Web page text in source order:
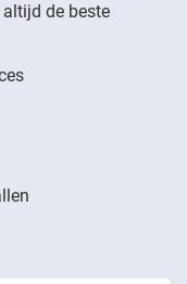
de beste